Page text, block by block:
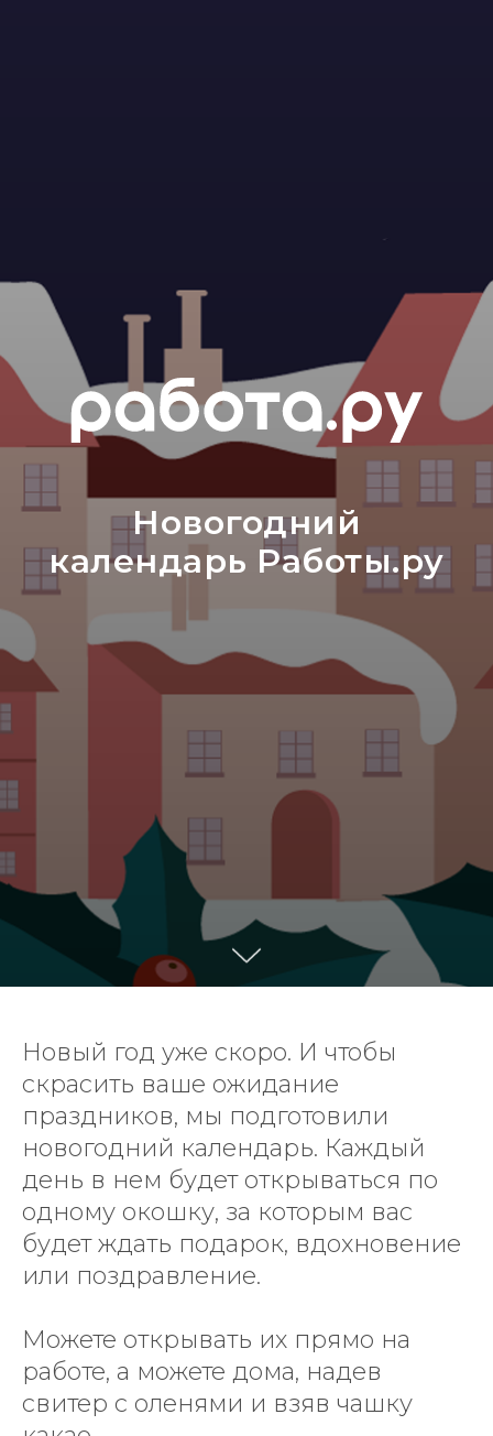
Новогодний
календарь Работы.ру
Новый год уже скоро. И чтобы
скрасить ваше ожидание
праздников, мы подготовили
новогодний календарь. Каждый
день в нем будет открываться по
одному окошку, за которым вас
будет ждать подарок, вдохновение
или поздравление.
Можете открывать их прямо на
работе, а можете дома, надев
свитер с оленями и взяв чашку